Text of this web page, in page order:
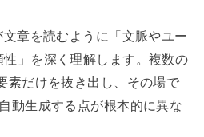
章を読むように「文脈やユー
」を深く理解します。複数の
素だけを抜き出し、その場で
動生成する点が根本的に異な